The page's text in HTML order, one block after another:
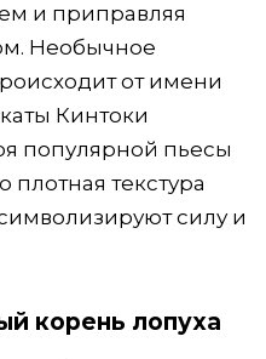
и приправляя
Необычное
от имени
Кинтоки
популярной пьесы
плотная текстура
силу и
корень лопуха